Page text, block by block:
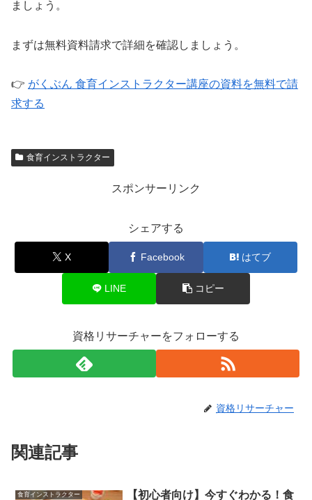
ましょう。
まずは無料資料請求で詳細を確認しましょう。
👉 がくぶん 食育インストラクター講座の資料を無料で請
求する
食育インストラクター
スポンサーリンク
シェアする
X Facebook はてブ
LINE コピー
資格リサーチャーをフォローする
資格リサーチャー
関連記事
食育インストラクター
【初心者向け】今すぐわかる！食